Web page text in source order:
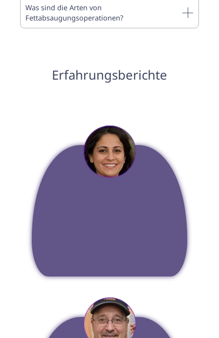
Was sind die Arten von
Fettabsaugungsoperationen?
Erfahrungsberichte